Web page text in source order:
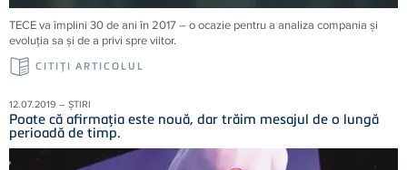
TECE va împlini 30 de ani în 2017 – o ocazie pentru a analiza compania şi
evoluţia sa şi de a privi spre viitor.
CITIŢI ARTICOLUL
12.07.2019 – ȘTIRI
Poate că afirmaţia este nouă, dar trăim mesajul de o lungă
perioadă de timp.